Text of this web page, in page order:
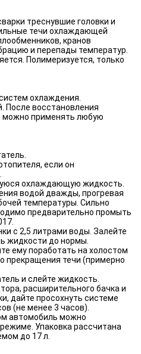
треснувшие головки и
течи охлаждающей
кранов
и перепады температур.
Полимеризуется, только
охлаждения.
После восстановления
можно применять любую
если он
охлаждающую жидкость.
водой дважды, прогревая
температуры. Сильно
предварительно промыть
с 2,5 литрами воды. Залейте
жидкости до нормы.
ему поработать на холостом
прекращения течи (примерно
и слейте жидкость.
расширительного бачка и
дайте просохнуть системе
(не менее 3 часов).
автомобиль можно
Упаковка рассчитана
до 17 л.